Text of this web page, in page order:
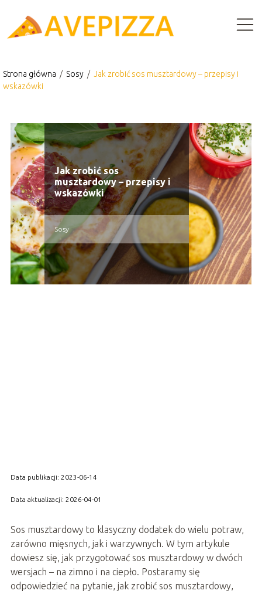
Strona główna / Sosy / Jak zrobić sos musztardowy – przepisy i
wskazówki
Jak zrobić sos
musztardowy – przepisy i
wskazówki
Sosy
Data publikacji: 2023-06-14
Data aktualizacji: 2026-04-01
‍Sos musztardowy to klasyczny dodatek do wielu potraw,
zarówno mięsnych, jak i warzywnych. W tym artykule
dowiesz się, jak przygotować sos musztardowy w dwóch
wersjach – na zimno i na ciepło. Postaramy się
odpowiedzieć na pytanie, jak zrobić sos musztardowy,